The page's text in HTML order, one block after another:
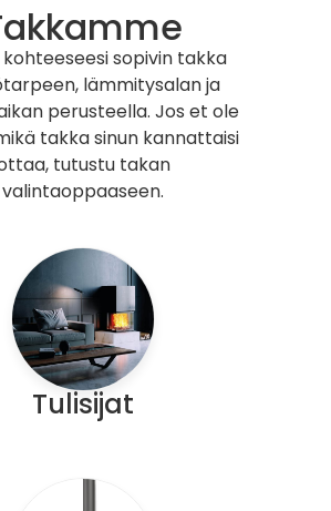
sopivin takka
lämmitysalan ja
perusteella. Jos et ole
takka sinun kannattaisi
tutustu takan
valintaoppaaseen.
Tulisijat